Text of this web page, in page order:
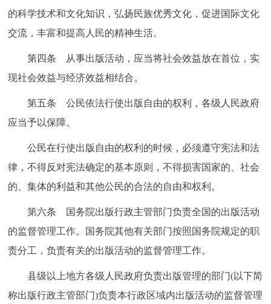
的科学技术和文化知识，弘扬民族优秀文化，促进国际文化
交流，丰富和提高人民的精神生活。
第四条 从事出版活动，应当将社会效益放在首位，实
现社会效益与经济效益相结合。
第五条 公民依法行使出版自由的权利，各级人民政府
应当予以保障。
公民在行使出版自由的权利的时候，必须遵守宪法和法
律，不得反对宪法确定的基本原则，不得损害国家的、社会
的、集体的利益和其他公民的合法的自由和权利。
第六条 国务院出版行政主管部门负责全国的出版活动
的监督管理工作。国务院其他有关部门按照国务院规定的职
责分工，负责有关的出版活动的监督管理工作。
县级以上地方各级人民政府负责出版管理的部门(以下简
称出版行政主管部门)负责本行政区域内出版活动的监督管理